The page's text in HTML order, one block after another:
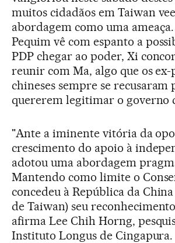
muitos cidadãos em Taiwan
abordagem como uma
Pequim vê com espanto a
PDP chegar ao poder, Xi
reunir com Ma, algo que os
chineses sempre se recusaram
quererem legitimar o governo
"Ante a iminente vitória da
crescimento do apoio à
adotou uma abordagem
Mantendo como limite o
concedeu à República da
de Taiwan) seu
afirma Lee Chih Horng,
Instituto Longus de Cingapura.